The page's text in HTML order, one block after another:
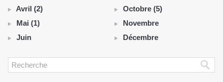
Avril (2)
Mai (1)
Juin
Octobre (5)
Novembre
Décembre